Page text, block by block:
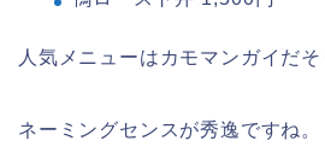
人気メニューはカモマンガイだそ
ネーミングセンスが秀逸ですね。